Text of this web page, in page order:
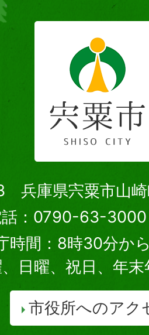
兵庫県宍粟市山崎
話：0790-63-3000
時間：8時30分か
、日曜、祝日、年
市役所へのアク